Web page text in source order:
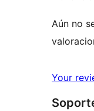
Aún no
Your